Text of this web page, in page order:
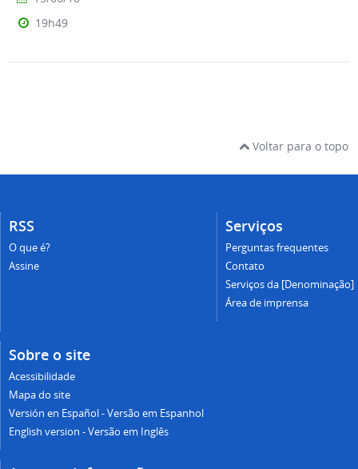
19h49
Voltar para o topo
Serviços
Perguntas frequentes
Contato
Serviços da [Denominação]
Área de imprensa
RSS
O que é?
Assine
Sobre o site
Acessibilidade
Mapa do site
Versión en Español - Versão em Espanhol
English version - Versão em Inglês